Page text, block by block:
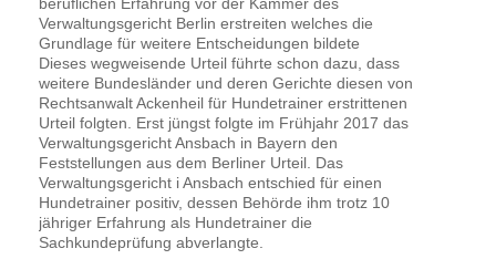
beruflichen Erfahrung vor der Kammer des
Verwaltungsgericht Berlin erstreiten welches die
Grundlage für weitere Entscheidungen bildete
Dieses wegweisende Urteil führte schon dazu, dass
weitere Bundesländer und deren Gerichte diesen von
Rechtsanwalt Ackenheil für Hundetrainer erstrittenen
Urteil folgten. Erst jüngst folgte im Frühjahr 2017 das
Verwaltungsgericht Ansbach in Bayern den
Feststellungen aus dem Berliner Urteil. Das
Verwaltungsgericht i Ansbach entschied für einen
Hundetrainer positiv, dessen Behörde ihm trotz 10
jähriger Erfahrung als Hundetrainer die
Sachkundeprüfung abverlangte.